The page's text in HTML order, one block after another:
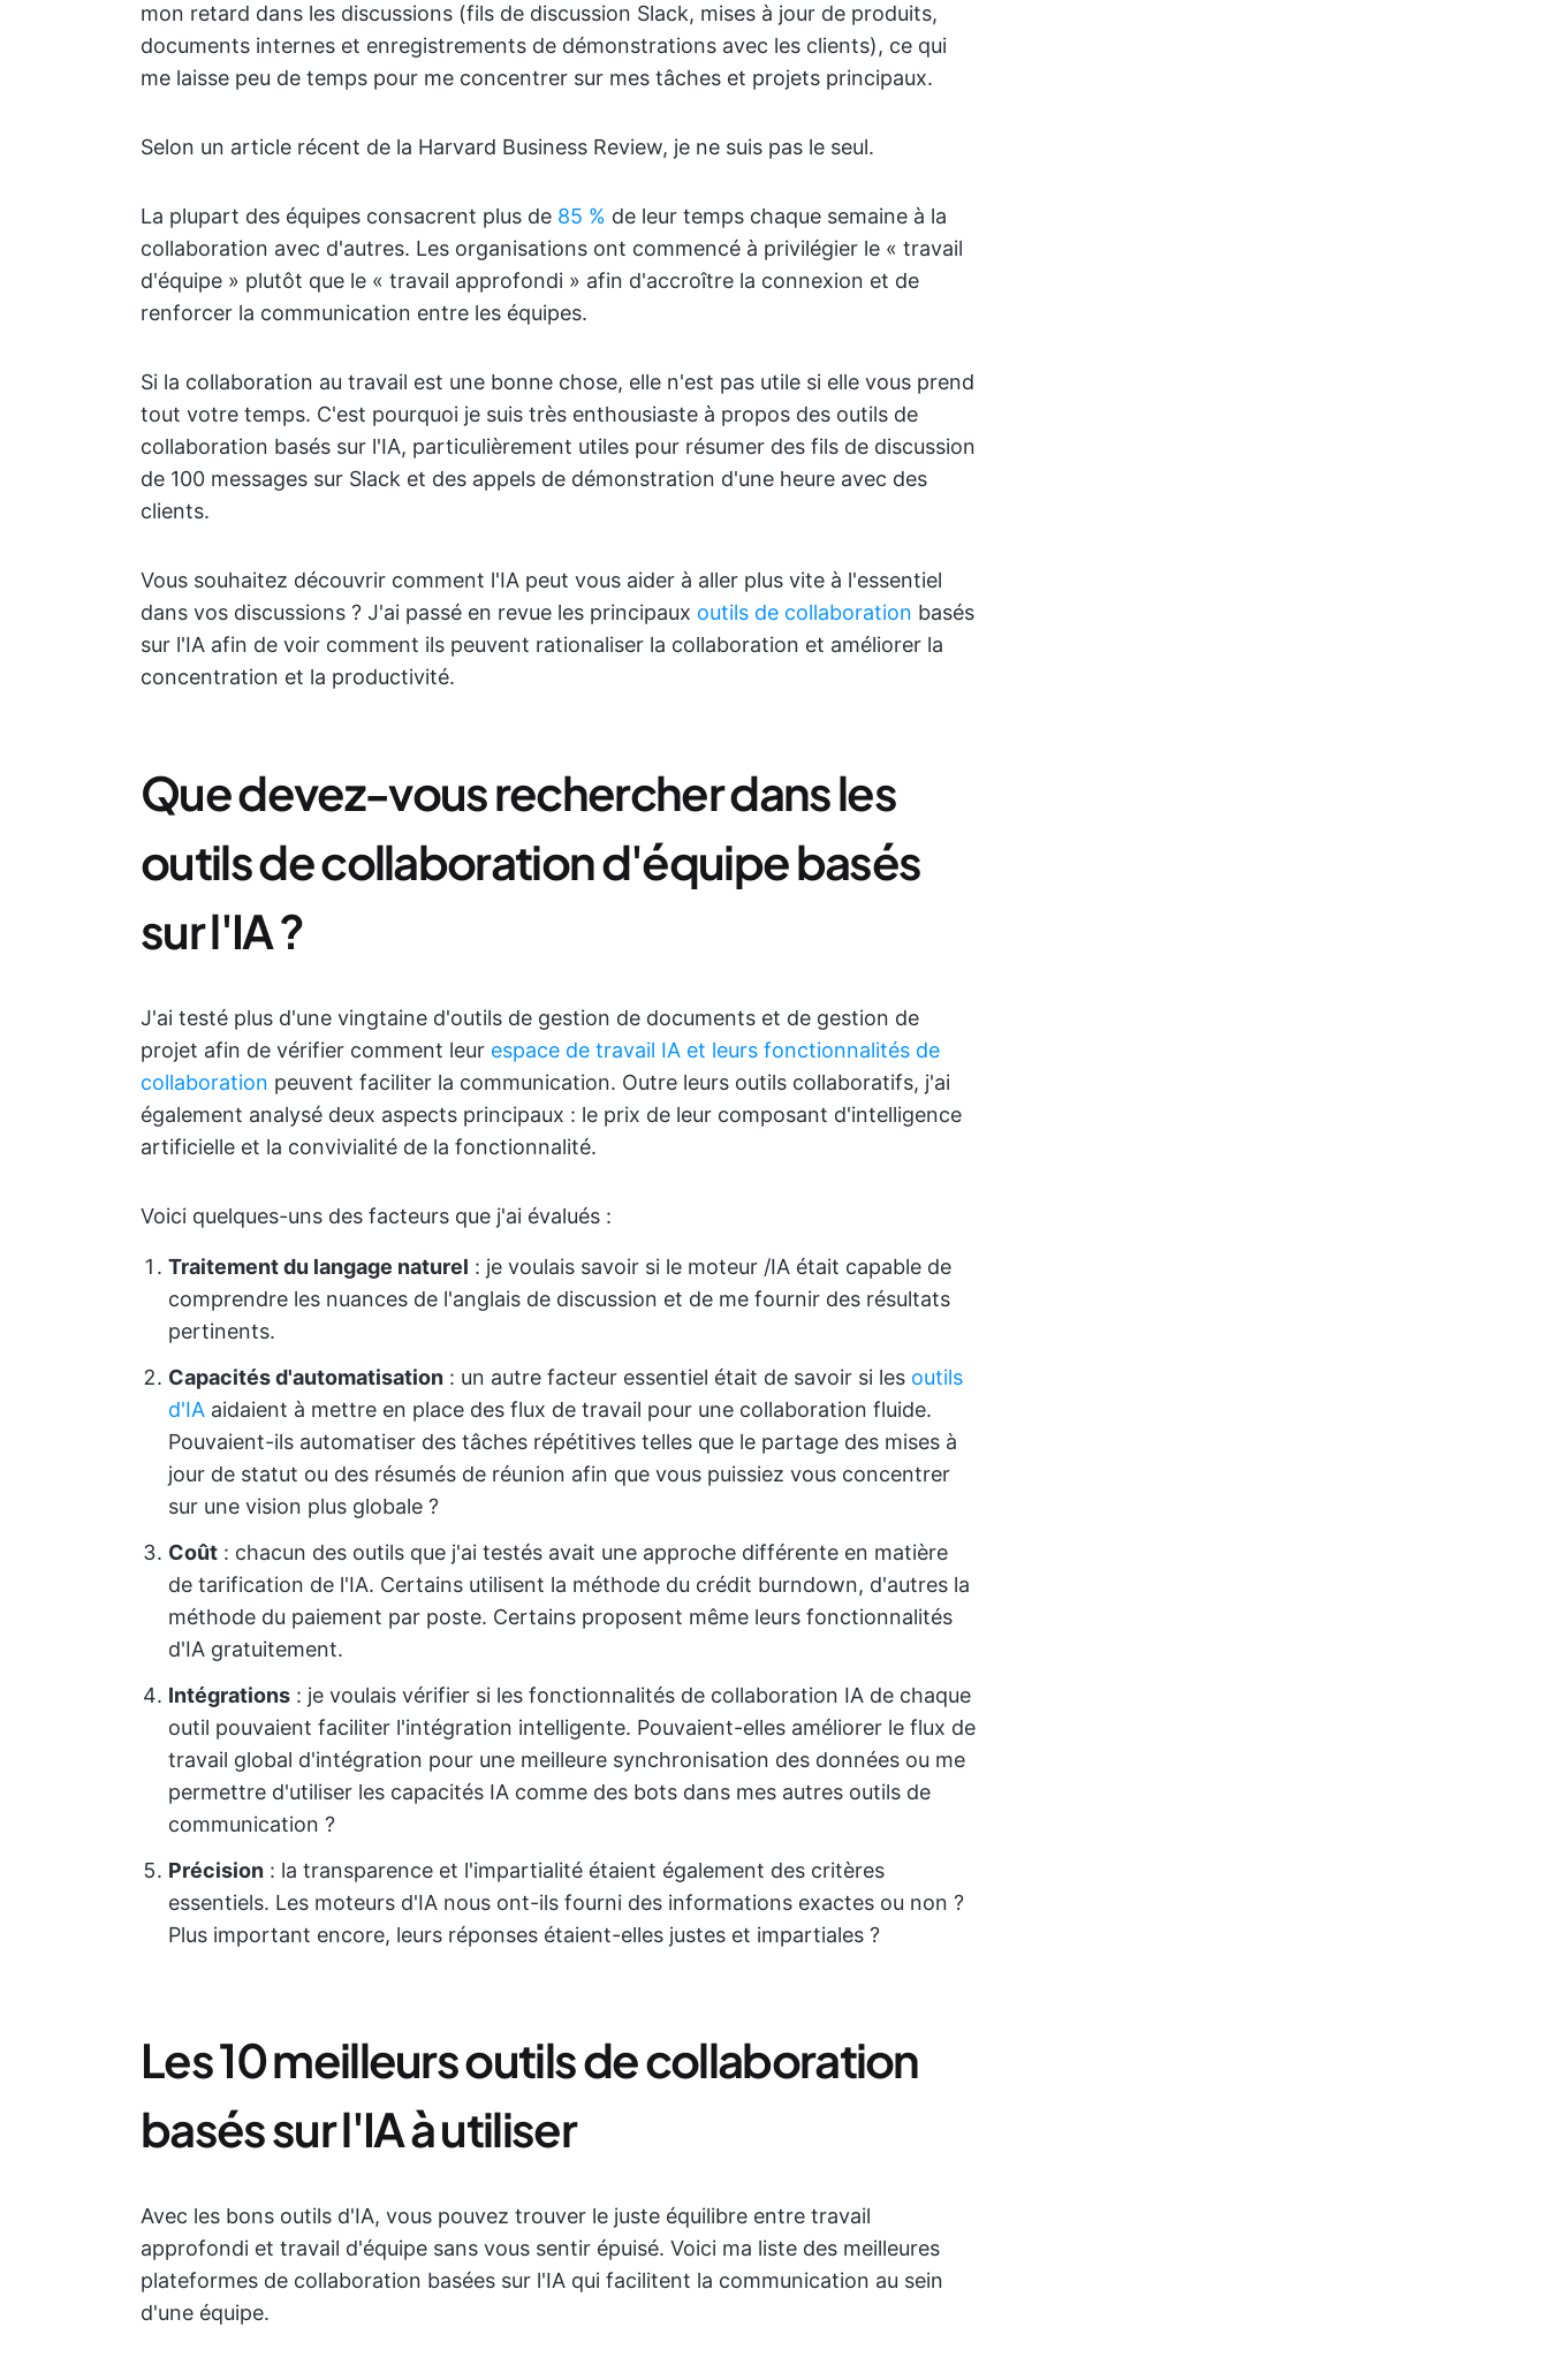
mon retard dans les discussions (fils de discussion Slack, mises à jour de produits,
documents internes et enregistrements de démonstrations avec les clients), ce qui
me laisse peu de temps pour me concentrer sur mes tâches et projets principaux.
Selon un article récent de la Harvard Business Review, je ne suis pas le seul.
La plupart des équipes consacrent plus de 85 % de leur temps chaque semaine à la
collaboration avec d'autres. Les organisations ont commencé à privilégier le « travail
d'équipe » plutôt que le « travail approfondi » afin d'accroître la connexion et de
renforcer la communication entre les équipes.
Si la collaboration au travail est une bonne chose, elle n'est pas utile si elle vous prend
tout votre temps. C'est pourquoi je suis très enthousiaste à propos des outils de
collaboration basés sur l'IA, particulièrement utiles pour résumer des fils de discussion
de 100 messages sur Slack et des appels de démonstration d'une heure avec des
clients.
Vous souhaitez découvrir comment l'IA peut vous aider à aller plus vite à l'essentiel
dans vos discussions ? J'ai passé en revue les principaux outils de collaboration basés
sur l'IA afin de voir comment ils peuvent rationaliser la collaboration et améliorer la
concentration et la productivité.
Que devez-vous rechercher dans les
outils de collaboration d'équipe basés
sur l'IA ?
J'ai testé plus d'une vingtaine d'outils de gestion de documents et de gestion de
projet afin de vérifier comment leur espace de travail IA et leurs fonctionnalités de
collaboration peuvent faciliter la communication. Outre leurs outils collaboratifs, j'ai
également analysé deux aspects principaux : le prix de leur composant d'intelligence
artificielle et la convivialité de la fonctionnalité.
Voici quelques-uns des facteurs que j'ai évalués :
Traitement du langage naturel : je voulais savoir si le moteur /IA était capable de
comprendre les nuances de l'anglais de discussion et de me fournir des résultats
pertinents.
Capacités d'automatisation : un autre facteur essentiel était de savoir si les outils
d'IA aidaient à mettre en place des flux de travail pour une collaboration fluide.
Pouvaient-ils automatiser des tâches répétitives telles que le partage des mises à
jour de statut ou des résumés de réunion afin que vous puissiez vous concentrer
sur une vision plus globale ?
Coût : chacun des outils que j'ai testés avait une approche différente en matière
de tarification de l'IA. Certains utilisent la méthode du crédit burndown, d'autres la
méthode du paiement par poste. Certains proposent même leurs fonctionnalités
d'IA gratuitement.
Intégrations : je voulais vérifier si les fonctionnalités de collaboration IA de chaque
outil pouvaient faciliter l'intégration intelligente. Pouvaient-elles améliorer le flux de
travail global d'intégration pour une meilleure synchronisation des données ou me
permettre d'utiliser les capacités IA comme des bots dans mes autres outils de
communication ?
Précision : la transparence et l'impartialité étaient également des critères
essentiels. Les moteurs d'IA nous ont-ils fourni des informations exactes ou non ?
Plus important encore, leurs réponses étaient-elles justes et impartiales ?
Les 10 meilleurs outils de collaboration
basés sur l'IA à utiliser
Avec les bons outils d'IA, vous pouvez trouver le juste équilibre entre travail
approfondi et travail d'équipe sans vous sentir épuisé. Voici ma liste des meilleures
plateformes de collaboration basées sur l'IA qui facilitent la communication au sein
d'une équipe.